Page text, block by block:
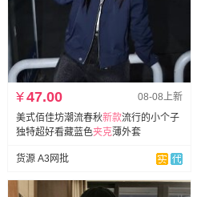
08-08上新
¥47.00
美式佰佳坊潮流春秋新款流行的小个子
独特超好看藏蓝色夹克薄外套
货源 A3网批